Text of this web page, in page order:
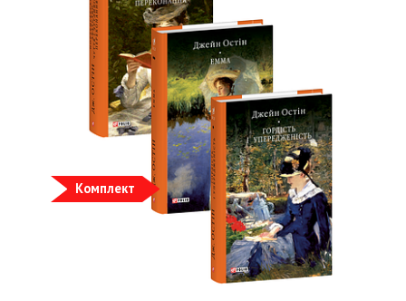
Комплект